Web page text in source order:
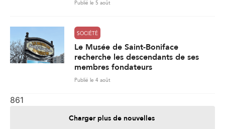
Publié le 5 août
SOCIÉTÉ
Le Musée de Saint-Boniface
recherche les descendants de ses
membres fondateurs
Publié le 4 août
861
Charger plus de nouvelles